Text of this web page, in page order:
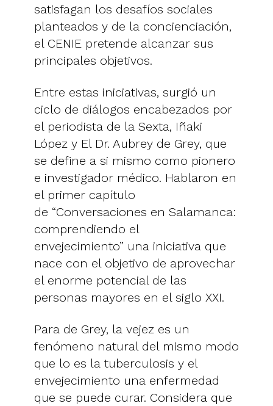
satisfagan los desafíos sociales
planteados y de la concienciación,
el CENIE pretende alcanzar sus
principales objetivos.
Entre estas iniciativas, surgió un
ciclo de diálogos encabezados por
el periodista de la Sexta, Iñaki
López y El Dr. Aubrey de Grey, que
se define a si mismo como pionero
e investigador médico. Hablaron en
el primer capítulo
de “Conversaciones en Salamanca:
comprendiendo el
envejecimiento” una iniciativa que
nace con el objetivo de aprovechar
el enorme potencial de las
personas mayores en el siglo XXI.
Para de Grey, la vejez es un
fenómeno natural del mismo modo
que lo es la tuberculosis y el
envejecimiento una enfermedad
que se puede curar. Considera que